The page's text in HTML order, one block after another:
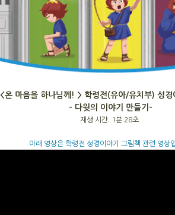
<온 마음을 하나님께! > 학령전(유아/유치부) 성경
- 다윗의 이야기 만들기-
재생 시간: 1분 28초
아래 영상은 학령전 성경이야기 그림책 관련 영상